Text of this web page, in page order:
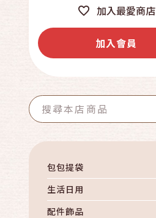
加入最愛商店
加入會員
包包提袋
生活日用
配件飾品